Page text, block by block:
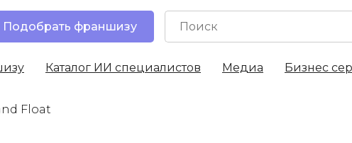
Подобрать франшизу
Каталог ИИ специалистов Медиа Бизнес
Float